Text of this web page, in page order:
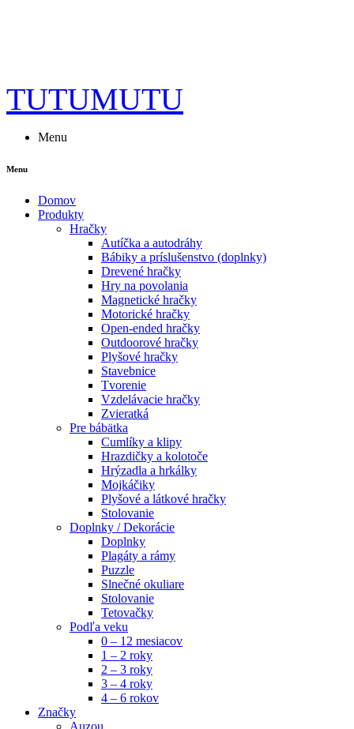
TUTUMUTU
Menu
Menu
Domov
Produkty
Hračky
Autíčka a autodráhy
Bábiky a príslušenstvo (doplnky)
Drevené hračky
Hry na povolania
Magnetické hračky
Motorické hračky
Open-ended hračky
Outdoorové hračky
Plyšové hračky
Stavebnice
Tvorenie
Vzdelávacie hračky
Zvieratká
Pre bábätka
Cumlíky a klipy
Hrazdičky a kolotoče
Hrýzadla a hrkálky
Mojkáčiky
Plyšové a látkové hračky
Stolovanie
Doplnky / Dekorácie
Doplnky
Plagáty a rámy
Puzzle
Slnečné okuliare
Stolovanie
Tetovačky
Podľa veku
0 – 12 mesiacov
1 – 2 roky
2 – 3 roky
3 – 4 roky
4 – 6 rokov
Značky
Auzou